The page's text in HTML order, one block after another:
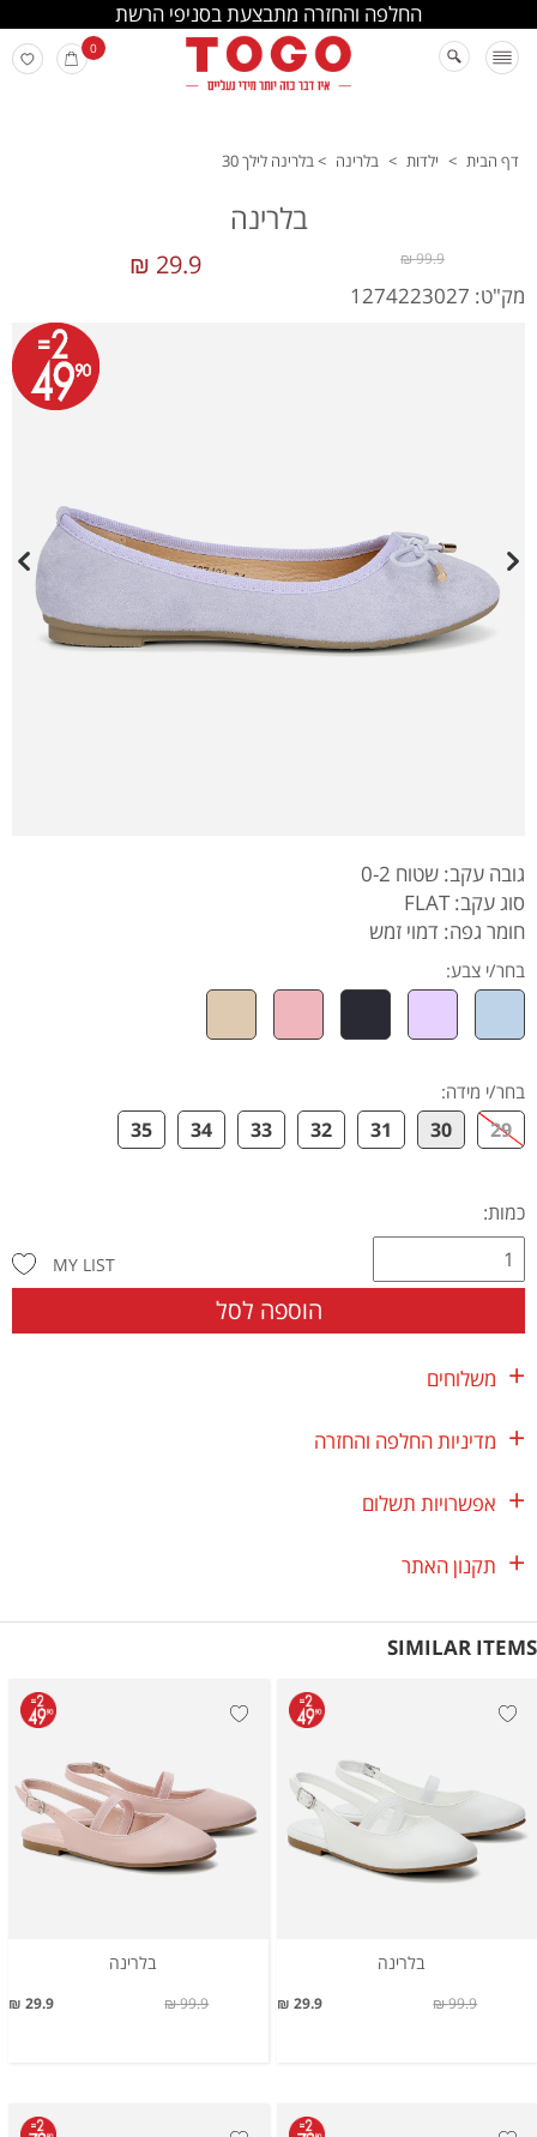
החלפה והחזרה מתבצעת בסניפי הרשת
0
דף הבית > ילדות > בלרינה >בלרינה לילך 30
בלרינה
29.9 ₪ 99.9 ₪
מק"ט: 1274223027
גובה עקב: שטוח 0-2
סוג עקב: FLAT
חומר גפה: דמוי זמש
בחר/י צבע:
בחר/י מידה:
29
30
31
32
33
34
35
כמות:
הוספה לסל
MY LIST
משלוחים
מדיניות החלפה והחזרה
אפשרויות תשלום
תקנון האתר
SIMILAR ITEMS
בלרינה
29.9 ₪ 99.9 ₪
בלרינה
29.9 ₪ 99.9 ₪